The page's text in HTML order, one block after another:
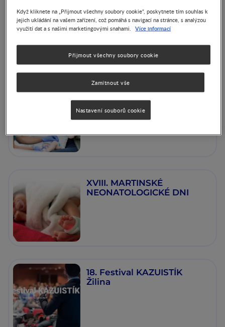
FGID u kojenců: Mýty,
realita a klinická
rozhodnutí
Porucha interakce střeva a
mozku: poznatky, příčiny a
léčba
XVIII. MARTINSKÉ
NEONATOLOGICKÉ DNI
18. Festival KAZUISTÍK
Žilina
Když kliknete na „Přijmout všechny soubory cookie“, poskytnete tím souhlas k
jejich ukládání na vašem zařízení, což pomáhá s navigací na stránce, s analýzou
využití dat a s našimi marketingovými snahami.
Více informací
Zamítnout vše
Přijmout všechny soubory cookie
Nastavení souborů cookie